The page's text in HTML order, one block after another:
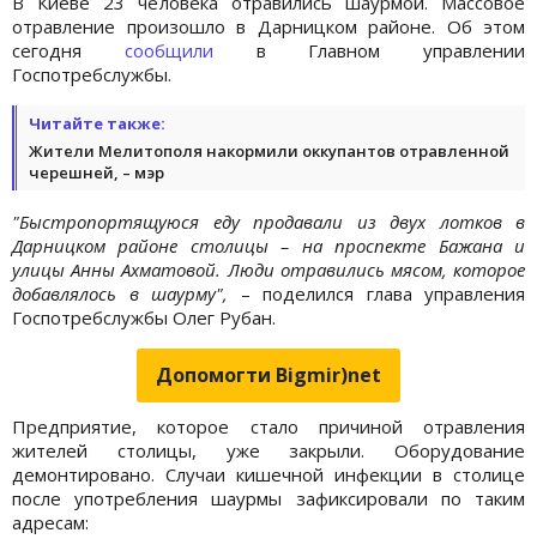
отравление произошло в Дарницком районе. Об этом
сегодня сообщили в Главном управлении
Госпотребслужбы.
Читайте также:
Жители Мелитополя накормили оккупантов отравленной
черешней, – мэр
"Быстропортящуюся еду продавали из двух лотков в
Дарницком районе столицы – на проспекте Бажана и
улицы Анны Ахматовой. Люди отравились мясом, которое
добавлялось в шаурму", – поделился глава управления
Госпотребслужбы Олег Рубан.
Допомогти Bigmir)net
Предприятие, которое стало причиной отравления
жителей столицы, уже закрыли. Оборудование
демонтировано. Случаи кишечной инфекции в столице
после употребления шаурмы зафиксировали по таким
адресам: